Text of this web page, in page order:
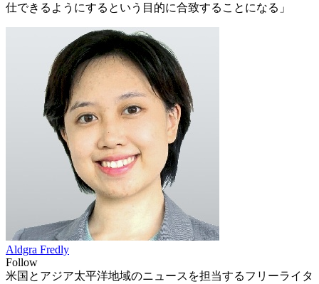
仕できるようにするという目的に合致することになる」
Aldgra Fredly
Follow
米国とアジア太平洋地域のニュースを担当するフリーライタ